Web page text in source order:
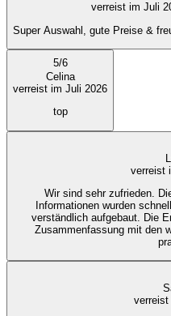
verreist im Juli
Super Auswahl, gute Preise &
5/6
Celina
verreist im Juli 2026
top
verreist
Wir sind sehr zufrieden.
Informationen wurden
verständlich aufgebaut. Die
Zusammenfassung mit den